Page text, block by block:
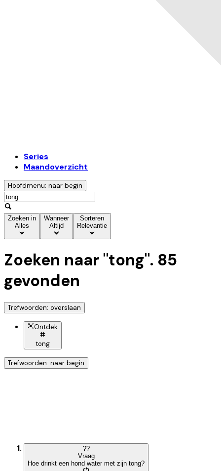
Series
Maandoverzicht
Hoofdmenu: naar begin
Zoeken in
Alles
Wanneer
Altijd
Sorteren
Relevantie
Zoeken naar "tong". 85
gevonden
Trefwoorden: overslaan
Ontdek
tong
Trefwoorden: naar begin
??
Vraag
Hoe drinkt een hond water met zijn tong?